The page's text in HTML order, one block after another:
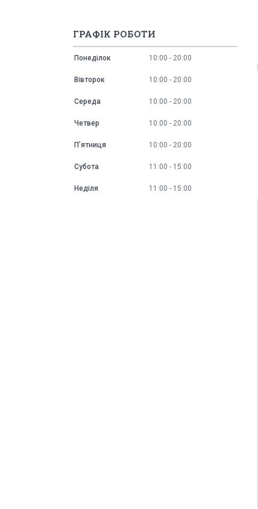
ГРАФІК РОБОТИ
Понеділок 10:00 20:00
Вівторок 10:00 20:00
Середа 10:00 20:00
Четвер 10:00 20:00
Пʼятниця 10:00 20:00
Субота 11:00 15:00
Неділя 11:00 15:00